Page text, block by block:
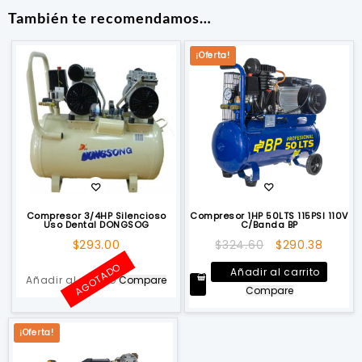
También te recomendamos…
Compresor 3/4HP Silencioso
Uso Dental DONGSOG
$293.00
Añadir al carrito
AGOTADOCompare
¡Oferta!
Compresor 1HP 50LTS 115PSI 110V
C/Banda BP
$324.60
El
precio
original
era:
$324.60.
$290.38
precio
actual
Añadir al carrito
Compare
¡Oferta!